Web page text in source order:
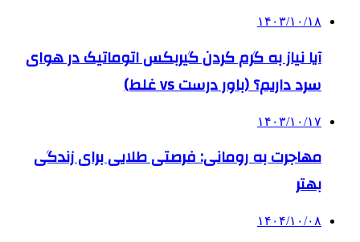
۱۴۰۳/۱۰/۱۸
آیا نیاز به گرم کردن گیربکس اتوماتیک در هوای
سرد داریم؟ (باور درست vs غلط)
۱۴۰۳/۱۰/۱۷
مهاجرت به رومانی: فرصتی طلایی برای زندگی
بهتر
۱۴۰۴/۱۰/۰۸